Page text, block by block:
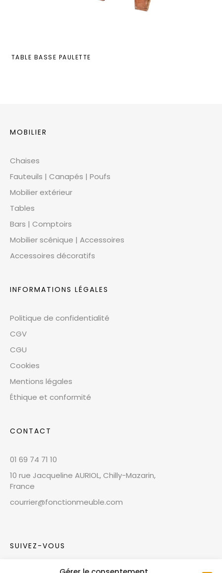
TABLE BASSE PAULETTE
MOBILIER
Chaises
Fauteuils | Canapés | Poufs
Mobilier extérieur
Tables
Bars | Comptoirs
Mobilier scénique | Accessoires
Accessoires décoratifs
INFORMATIONS LÉGALES
Politique de confidentialité
CGV
CGU
Cookies
Mentions légales
Éthique et conformité
CONTACT
01 69 74 71 10
10 rue Jacqueline AURIOL, Chilly-Mazarin,
France
courrier@fonctionmeuble.com
SUIVEZ-VOUS